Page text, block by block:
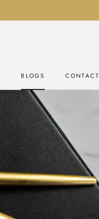
BLOGS
CONTACT